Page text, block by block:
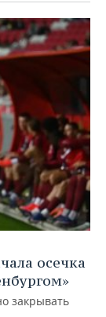
осечка
закрывать